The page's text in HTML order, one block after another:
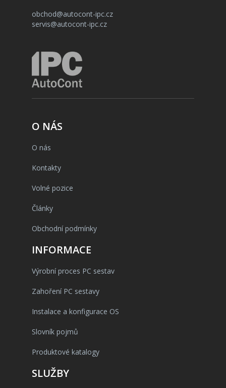
obchod@autocont-ipc.cz
servis@autocont-ipc.cz
O NÁS
O nás
Kontakty
Volné pozice
Články
Obchodní podmínky
INFORMACE
Výrobní proces PC sestav
Zahoření PC sestavy
Instalace a konfigurace OS
Slovník pojmů
Produktové katalogy
SLUŽBY